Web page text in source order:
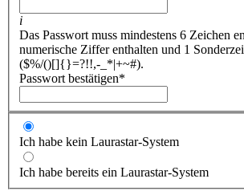
i
Das Passwort muss mindestens 6 Zeichen
numerische Ziffer enthalten und 1
($%/()[]{}=?!!,-_*|+~#).
Passwort bestätigen*
Ich habe kein Laurastar-System
Ich habe bereits ein Laurastar-System